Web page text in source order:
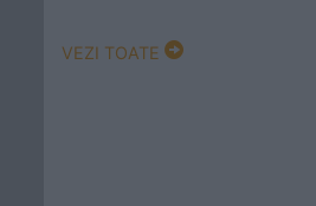
VEZI TOATE